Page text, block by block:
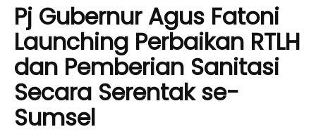
Pj Gubernur Agus Fatoni
Launching Perbaikan RTLH
dan Pemberian Sanitasi
Secara Serentak se-
Sumsel